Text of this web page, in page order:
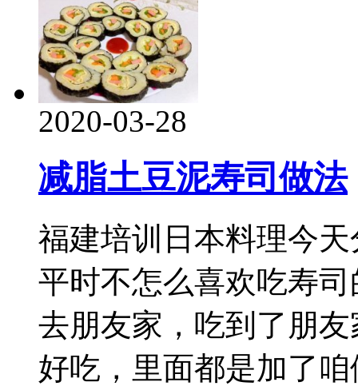
2020-03-28
减脂土豆泥寿司做法
福建培训日本料理今
平时不怎么喜欢吃寿
去朋友家，吃到了朋
好吃，里面都是加了